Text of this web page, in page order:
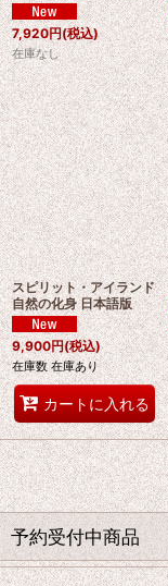
7,920円(税込)
在庫なし
スピリット・アイランド
自然の化身 日本語版
9,900円(税込)
在庫数 在庫あり
カートに入れる
予約受付中商品